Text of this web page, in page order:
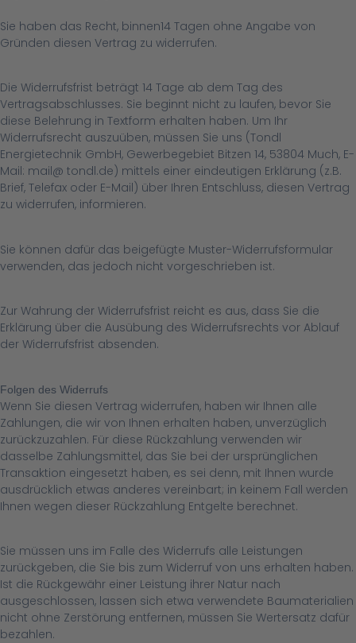
Sie haben das Recht, binnen14 Tagen ohne Angabe von
Gründen diesen Vertrag zu widerrufen.
Die Widerrufsfrist beträgt 14 Tage ab dem Tag des
Vertragsabschlusses. Sie beginnt nicht zu laufen, bevor Sie
diese Belehrung in Textform erhalten haben. Um Ihr
Widerrufsrecht auszuüben, müssen Sie uns (Tondl
Energietechnik GmbH, Gewerbegebiet Bitzen 14, 53804 Much, E-
Mail: mail@ tondl.de) mittels einer eindeutigen Erklärung (z.B.
Brief, Telefax oder E-Mail) über Ihren Entschluss, diesen Vertrag
zu widerrufen, informieren.
Sie können dafür das beigefügte Muster-Widerrufsformular
verwenden, das jedoch nicht vorgeschrieben ist.
Zur Wahrung der Widerrufsfrist reicht es aus, dass Sie die
Erklärung über die Ausübung des Widerrufsrechts vor Ablauf
der Widerrufsfrist absenden.
Folgen des Widerrufs
Wenn Sie diesen Vertrag widerrufen, haben wir Ihnen alle
Zahlungen, die wir von Ihnen erhalten haben, unverzüglich
zurückzuzahlen. Für diese Rückzahlung verwenden wir
dasselbe Zahlungsmittel, das Sie bei der ursprünglichen
Transaktion eingesetzt haben, es sei denn, mit Ihnen wurde
ausdrücklich etwas anderes vereinbart; in keinem Fall werden
Ihnen wegen dieser Rückzahlung Entgelte berechnet.
Sie müssen uns im Falle des Widerrufs alle Leistungen
zurückgeben, die Sie bis zum Widerruf von uns erhalten haben.
Ist die Rückgewähr einer Leistung ihrer Natur nach
ausgeschlossen, lassen sich etwa verwendete Baumaterialien
nicht ohne Zerstörung entfernen, müssen Sie Wertersatz dafür
bezahlen.